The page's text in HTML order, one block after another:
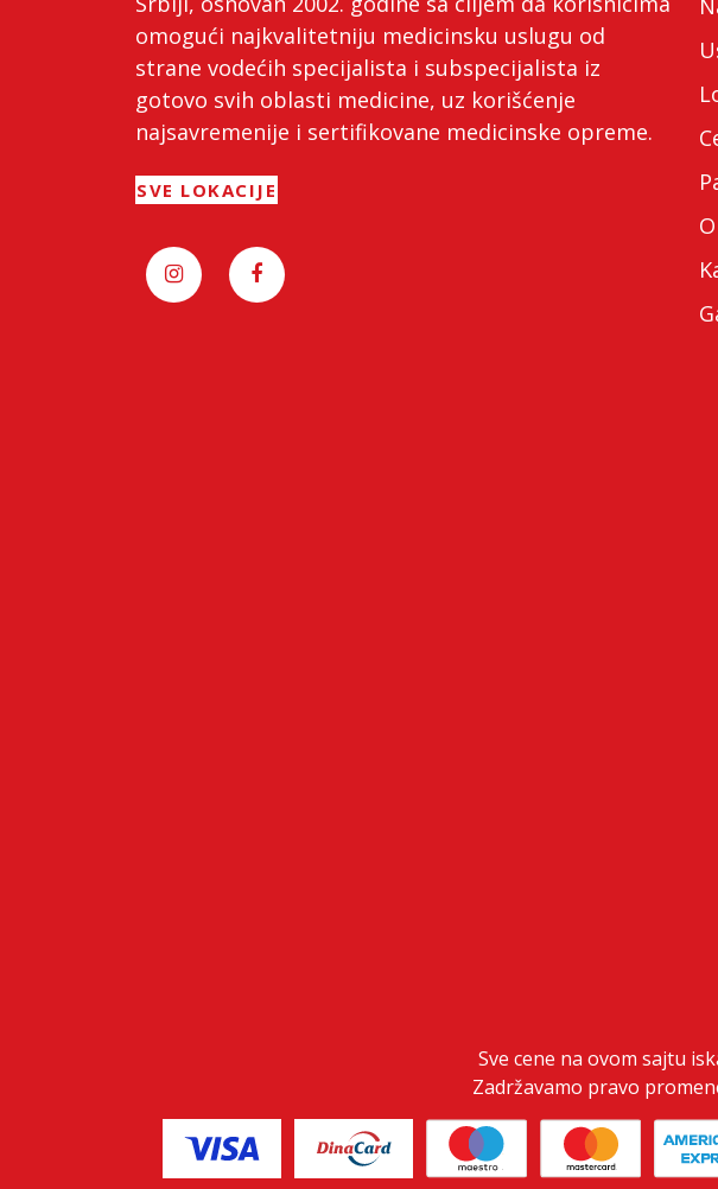
omogući najkvalitetniju medicinsku uslugu od
strane vodećih specijalista i subspecijalista iz
gotovo svih oblasti medicine, uz korišćenje
najsavremenije i sertifikovane medicinske opreme.
SVE LOKACIJE
Sve cene na ovom sajtu
Zadržavamo pravo